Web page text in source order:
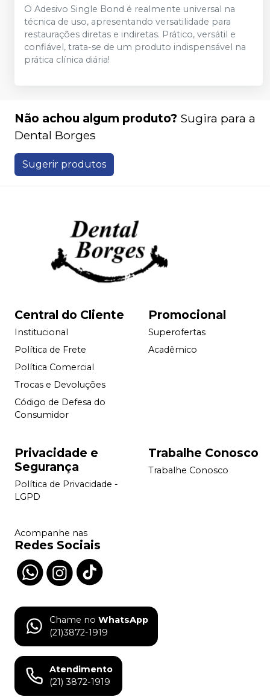
O Adesivo Single Bond é realmente universal na
técnica de uso, apresentando versatilidade para
restaurações diretas e indiretas. Prático, versátil e
confiável, trata-se de um produto indispensável na
prática clínica diária!
Não achou algum produto? Sugira para a
Dental Borges
Sugerir produtos
Central do Cliente
Institucional
Política de Frete
Política Comercial
Trocas e Devoluções
Código de Defesa do
Consumidor
Promocional
Superofertas
Acadêmico
Privacidade e
Segurança
Política de Privacidade -
LGPD
Trabalhe Conosco
Trabalhe Conosco
Acompanhe nas
Redes Sociais
Chame no WhatsApp
(21)3872-1919
Atendimento
(21) 3872-1919